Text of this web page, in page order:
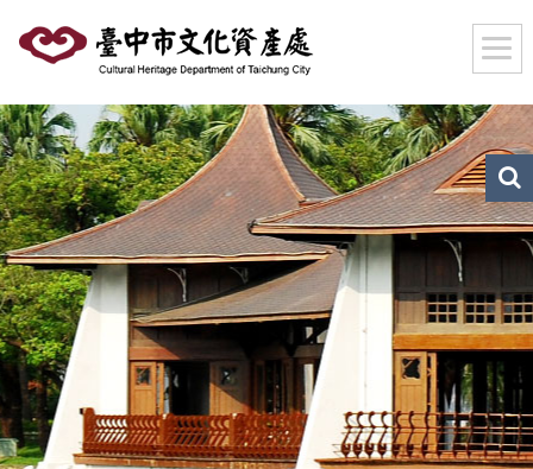
要
內
容
區
塊
文
化
資
搜
尋